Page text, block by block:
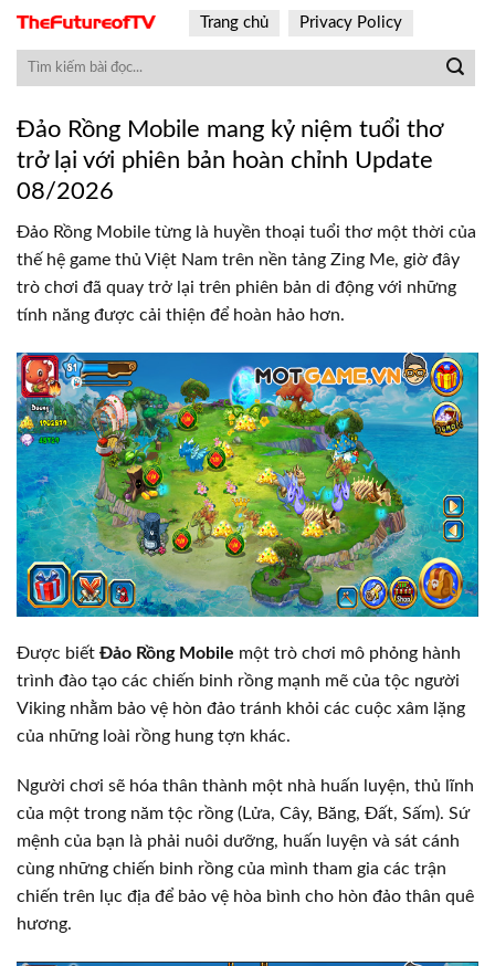
Skip
content
Trang chủ Privacy Policy
Đảo Rồng Mobile mang kỷ niệm tuổi thơ
trở lại với phiên bản hoàn chỉnh Update
08/2026
Đảo Rồng Mobile từng là huyền thoại tuổi thơ một thời của
thế hệ game thủ Việt Nam trên nền tảng Zing Me, giờ đây
trò chơi đã quay trở lại trên phiên bản di động với những
tính năng được cải thiện để hoàn hảo hơn.
Được biết Đảo Rồng Mobile một trò chơi mô phỏng hành
trình đào tạo các chiến binh rồng mạnh mẽ của tộc người
Viking nhằm bảo vệ hòn đảo tránh khỏi các cuộc xâm lặng
của những loài rồng hung tợn khác.
Người chơi sẽ hóa thân thành một nhà huấn luyện, thủ lĩnh
của một trong năm tộc rồng (Lửa, Cây, Băng, Đất, Sấm). Sứ
mệnh của bạn là phải nuôi dưỡng, huấn luyện và sát cánh
cùng những chiến binh rồng của mình tham gia các trận
chiến trên lục địa để bảo vệ hòa bình cho hòn đảo thân quê
hương.